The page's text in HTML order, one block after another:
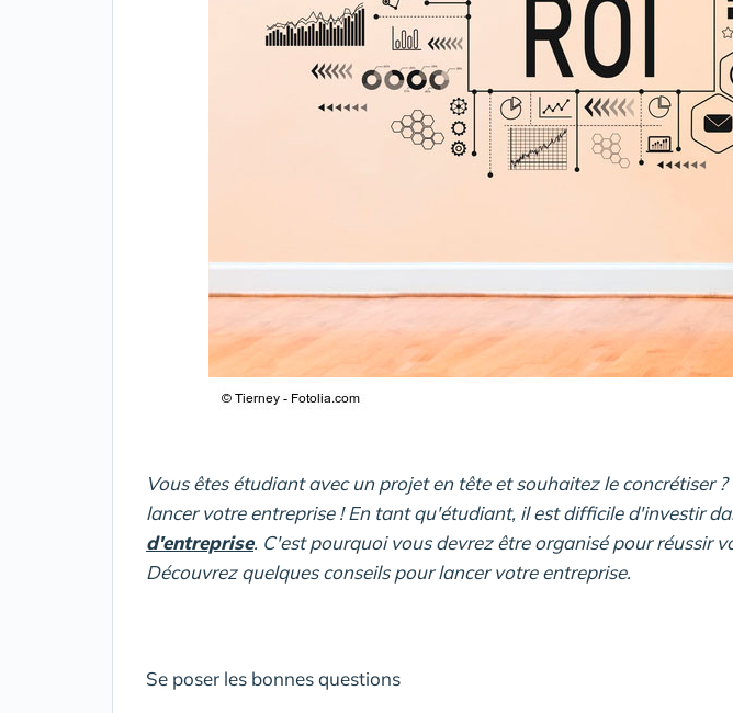
Vous êtes étudiant avec un projet en tête et souhaitez le concrétiser
lancer votre entreprise ! En tant qu'étudiant, il est difficile d'investir
d'entreprise. C'est pourquoi vous devrez être organisé pour réussir
Découvrez quelques conseils pour lancer votre entreprise.
Se poser les bonnes questions